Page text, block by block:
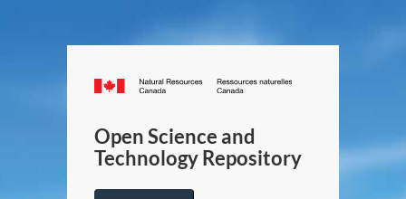
Canada.ca
/
Canada
Open Science and
Technology Repository